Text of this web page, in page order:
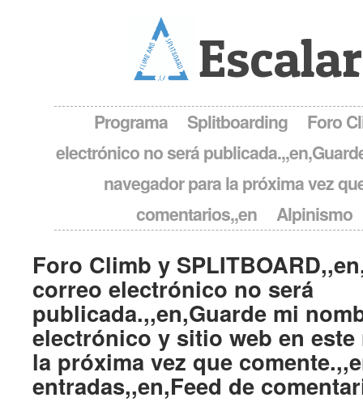
Programa Splitboarding
Foro
electrónico no será
navegador para la próxima vez
comentarios,,en
Alpinismo
Foro Climb y
correo electrónico no será
publicada.,,en,Guarde mi
electrónico y sitio web en este
la próxima vez que
entradas,,en,Feed de